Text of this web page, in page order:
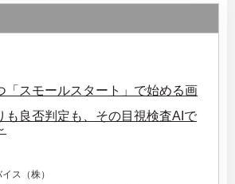
「スモールスタート」で始める画
も良否判定も、その目視検査AIで
ス（株）